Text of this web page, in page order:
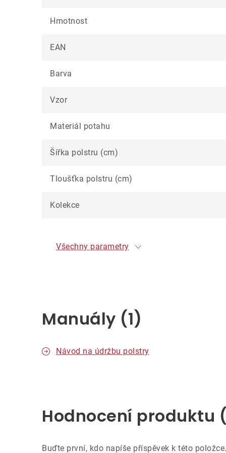
Hmotnost
EAN
Barva
Vzor
Materiál potahu
Šířka polstru (cm)
Tloušťka polstru (cm)
Kolekce
Všechny parametry
Manuály (1)
Návod na údržbu polstry
Hodnocení produktu
Buďte první, kdo napíše příspěvek k této